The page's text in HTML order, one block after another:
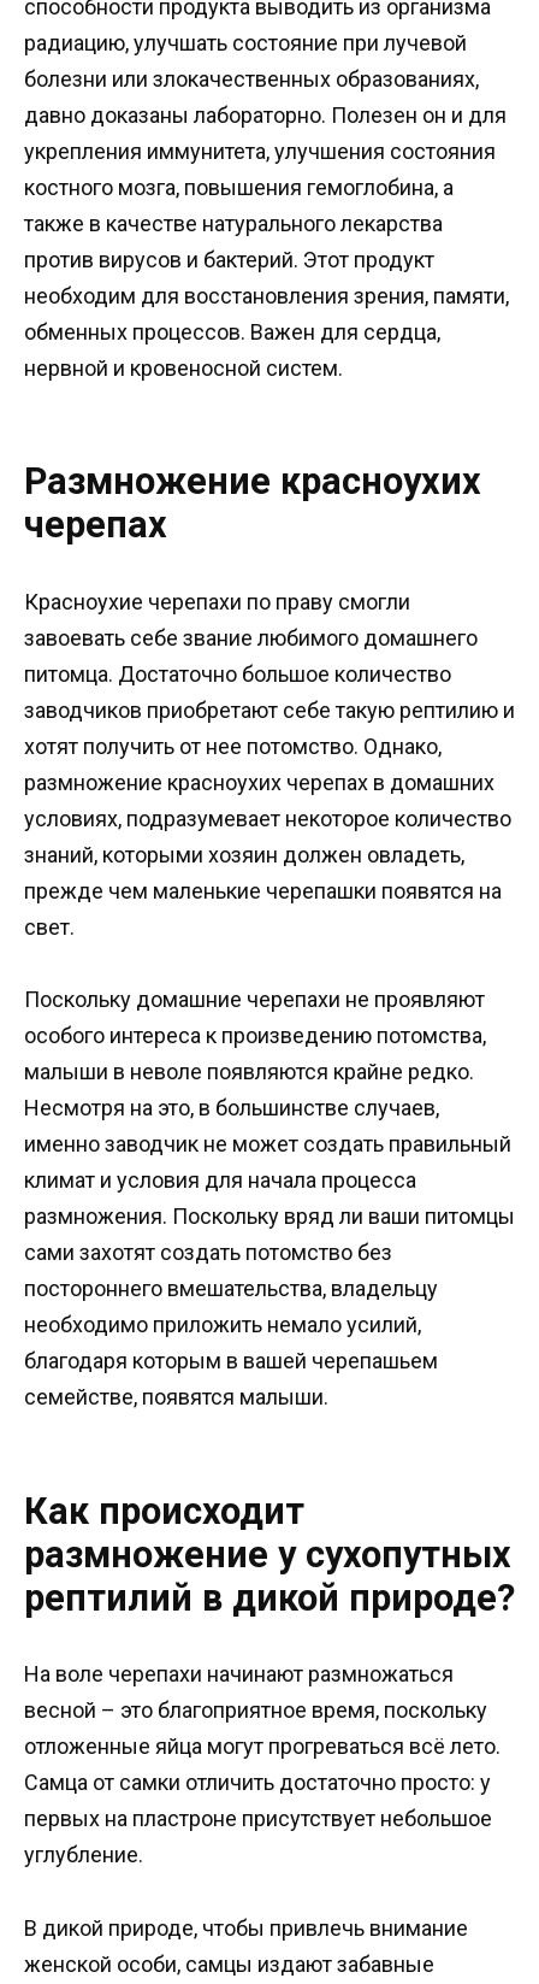
способности продукта выводить из организма
радиацию, улучшать состояние при лучевой
болезни или злокачественных образованиях,
давно доказаны лабораторно. Полезен он и для
укрепления иммунитета, улучшения состояния
костного мозга, повышения гемоглобина, а
также в качестве натурального лекарства
против вирусов и бактерий. Этот продукт
необходим для восстановления зрения, памяти,
обменных процессов. Важен для сердца,
нервной и кровеносной систем.
Размножение красноухих
черепах
Красноухие черепахи по праву смогли
завоевать себе звание любимого домашнего
питомца. Достаточно большое количество
заводчиков приобретают себе такую рептилию и
хотят получить от нее потомство. Однако,
размножение красноухих черепах в домашних
условиях, подразумевает некоторое количество
знаний, которыми хозяин должен овладеть,
прежде чем маленькие черепашки появятся на
свет.
Поскольку домашние черепахи не проявляют
особого интереса к произведению потомства,
малыши в неволе появляются крайне редко.
Несмотря на это, в большинстве случаев,
именно заводчик не может создать правильный
климат и условия для начала процесса
размножения. Поскольку вряд ли ваши питомцы
сами захотят создать потомство без
постороннего вмешательства, владельцу
необходимо приложить немало усилий,
благодаря которым в вашей черепашьем
семействе, появятся малыши.
Как происходит
размножение у сухопутных
рептилий в дикой природе?
На воле черепахи начинают размножаться
весной – это благоприятное время, поскольку
отложенные яйца могут прогреваться всё лето.
Самца от самки отличить достаточно просто: у
первых на пластроне присутствует небольшое
углубление.
В дикой природе, чтобы привлечь внимание
женской особи, самцы издают забавные